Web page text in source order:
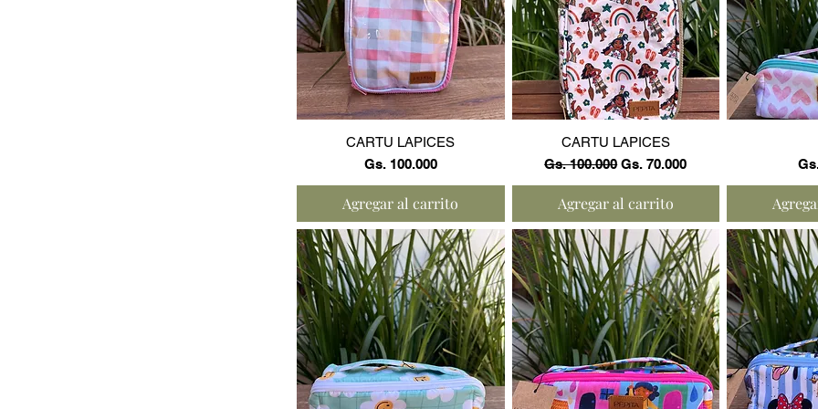
Vista rápida
CARTU LAPICES
Precio
Gs. 100.000
Agregar al carrito
Vista rápida
CARTU LAPICES
Precio
Gs. 100.000 Precio de oferta
Gs. 70.000
Agregar al carrito